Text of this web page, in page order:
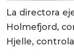
La directora
Holmefjord,
Hjelle,